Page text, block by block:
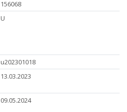
156068
U
u202301018
13.03.2023
09.05.2024